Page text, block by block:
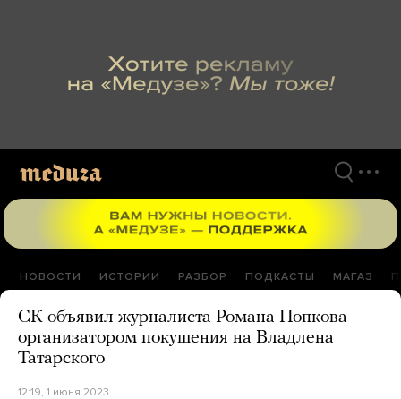
НОВОСТИ ИСТОРИИ РАЗБОР ПОДКАСТЫ МАГАЗ
СК объявил журналиста Романа Попкова
организатором покушения на Владлена
Татарского
12:19, 1 июня 2023